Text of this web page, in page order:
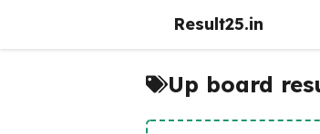
Result25.in
Up board